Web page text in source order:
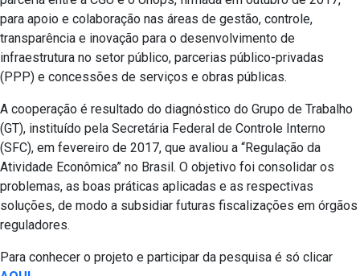
para apoio e colaboração nas áreas de gestão, controle,
transparência e inovação para o desenvolvimento de
infraestrutura no setor público, parcerias público-privadas
(PPP) e concessões de serviços e obras públicas.
A cooperação é resultado do diagnóstico do Grupo de Trabalho
(GT), instituído pela Secretária Federal de Controle Interno
(SFC), em fevereiro de 2017, que avaliou a “Regulação da
Atividade Econômica” no Brasil. O objetivo foi consolidar os
problemas, as boas práticas aplicadas e as respectivas
soluções, de modo a subsidiar futuras fiscalizações em órgãos
reguladores.
Para conhecer o projeto e participar da pesquisa é só clicar